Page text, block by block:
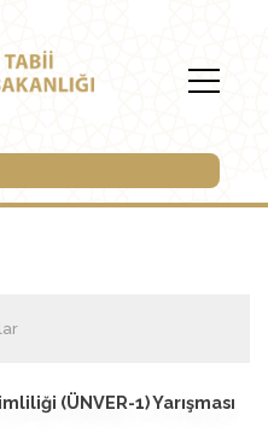
(ÜNVER-1) Yarışması